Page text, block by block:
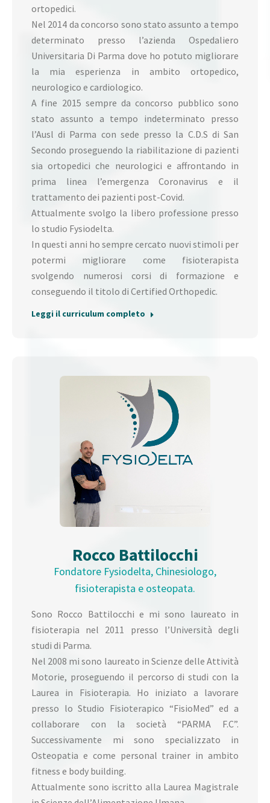
ortopedici.
Nel 2014 da concorso sono stato assunto a tempo
determinato presso l’azienda Ospedaliero
Universitaria Di Parma dove ho potuto migliorare
la mia esperienza in ambito ortopedico,
neurologico e cardiologico.
A fine 2015 sempre da concorso pubblico sono
stato assunto a tempo indeterminato presso
l’Ausl di Parma con sede presso la C.D.S di San
Secondo proseguendo la riabilitazione di pazienti
sia ortopedici che neurologici e affrontando in
prima linea l’emergenza Coronavirus e il
trattamento dei pazienti post-Covid.
Attualmente svolgo la libero professione presso
lo studio Fysiodelta.
In questi anni ho sempre cercato nuovi stimoli per
potermi migliorare come fisioterapista
svolgendo numerosi corsi di formazione e
conseguendo il titolo di Certified Orthopedic.
Leggi il curriculum completo
Rocco Battilocchi
Fondatore Fysiodelta, Chinesiologo,
fisioterapista e osteopata.
Sono Rocco Battilocchi e mi sono laureato in
fisioterapia nel 2011 presso l’Università degli
studi di Parma.
Nel 2008 mi sono laureato in Scienze delle Attività
Motorie, proseguendo il percorso di studi con la
Laurea in Fisioterapia. Ho iniziato a lavorare
presso lo Studio Fisioterapico “FisioMed” ed a
collaborare con la società “PARMA F.C”.
Successivamente mi sono specializzato in
Osteopatia e come personal trainer in ambito
fitness e body building.
Attualmente sono iscritto alla Laurea Magistrale